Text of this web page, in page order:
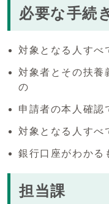
必要な手続
対象となる人すべ
対象者とその扶養
の
申請者の本人確認
対象となる人すべ
銀行口座がわかる
担当課